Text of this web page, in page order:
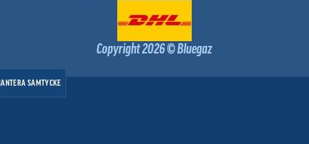
Copyright 2026 © Bluegaz
SAMTYCKE